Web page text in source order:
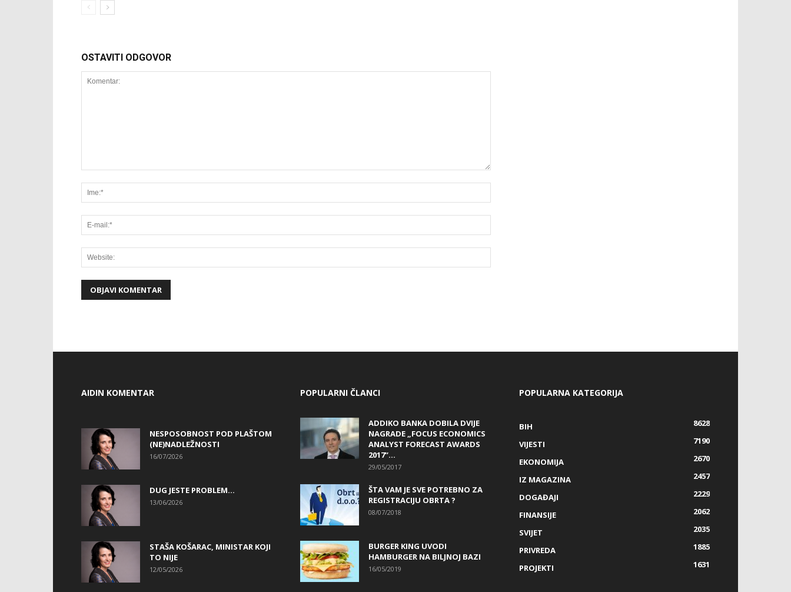
OSTAVITI ODGOVOR
AIDIN KOMENTAR
NESPOSOBNOST POD PLAŠTOM
(NE)NADLEŽNOSTI
16/07/2026
DUG JESTE PROBLEM…
13/06/2026
STAŠA KOŠARAC, MINISTAR KOJI
TO NIJE
12/05/2026
POPULARNI ČLANCI
ADDIKO BANKA DOBILA DVIJE
NAGRADE „FOCUS ECONOMICS
ANALYST FORECAST AWARDS
2017“...
29/05/2017
ŠTA VAM JE SVE POTREBNO ZA
REGISTRACIJU OBRTA ?
08/07/2018
BURGER KING UVODI
HAMBURGER NA BILJNOJ BAZI
16/05/2019
POPULARNA KATEGORIJA
BIH
8628
VIJESTI
7190
EKONOMIJA
2670
IZ MAGAZINA
2457
DOGAĐAJI
2229
FINANSIJE
2062
SVIJET
2035
PRIVREDA
1885
PROJEKTI
1631